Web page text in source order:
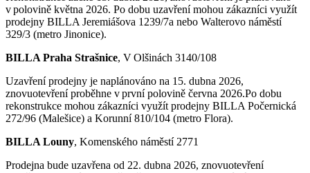
v polovině května 2026. Po dobu uzavření mohou zákazníci využít
prodejny BILLA Jeremiášova 1239/7a nebo Walterovo náměstí
329/3 (metro Jinonice).
BILLA Praha Strašnice, V Olšinách 3140/108
Uzavření prodejny je naplánováno na 15. dubna 2026,
znovuotevření proběhne v první polovině června 2026.Po dobu
rekonstrukce mohou zákazníci využít prodejny BILLA Počernická
272/96 (Malešice) a Korunní 810/104 (metro Flora).
BILLA Louny, Komenského náměstí 2771
Prodejna bude uzavřena od 22. dubna 2026, znovuotevření